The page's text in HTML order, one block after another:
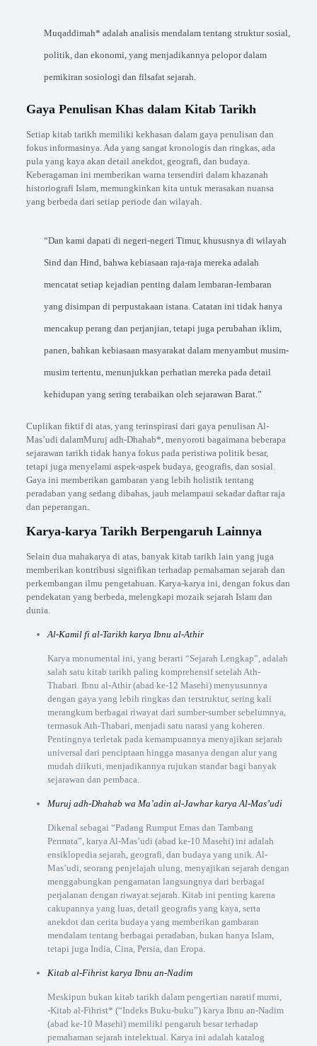
Muqaddimah* adalah analisis mendalam tentang struktur sosial,
politik, dan ekonomi, yang menjadikannya pelopor dalam
pemikiran sosiologi dan filsafat sejarah.
Gaya Penulisan Khas dalam Kitab Tarikh
Setiap kitab tarikh memiliki kekhasan dalam gaya penulisan dan
fokus informasinya. Ada yang sangat kronologis dan ringkas, ada
pula yang kaya akan detail anekdot, geografi, dan budaya.
Keberagaman ini memberikan warna tersendiri dalam khazanah
historiografi Islam, memungkinkan kita untuk merasakan nuansa
yang berbeda dari setiap periode dan wilayah.
“Dan kami dapati di negeri-negeri Timur, khususnya di wilayah
Sind dan Hind, bahwa kebiasaan raja-raja mereka adalah
mencatat setiap kejadian penting dalam lembaran-lembaran
yang disimpan di perpustakaan istana. Catatan ini tidak hanya
mencakup perang dan perjanjian, tetapi juga perubahan iklim,
panen, bahkan kebiasaan masyarakat dalam menyambut musim-
musim tertentu, menunjukkan perhatian mereka pada detail
kehidupan yang sering terabaikan oleh sejarawan Barat.”
Cuplikan fiktif di atas, yang terinspirasi dari gaya penulisan Al-
Mas’udi dalamMuruj adh-Dhahab*, menyoroti bagaimana beberapa
sejarawan tarikh tidak hanya fokus pada peristiwa politik besar,
tetapi juga menyelami aspek-aspek budaya, geografis, dan sosial.
Gaya ini memberikan gambaran yang lebih holistik tentang
peradaban yang sedang dibahas, jauh melampaui sekadar daftar raja
dan peperangan.
Karya-karya Tarikh Berpengaruh Lainnya
Selain dua mahakarya di atas, banyak kitab tarikh lain yang juga
memberikan kontribusi signifikan terhadap pemahaman sejarah dan
perkembangan ilmu pengetahuan. Karya-karya ini, dengan fokus dan
pendekatan yang berbeda, melengkapi mozaik sejarah Islam dan
dunia.
Al-Kamil fi al-Tarikh karya Ibnu al-Athir
Karya monumental ini, yang berarti “Sejarah Lengkap”, adalah
salah satu kitab tarikh paling komprehensif setelah Ath-
Thabari. Ibnu al-Athir (abad ke-12 Masehi) menyusunnya
dengan gaya yang lebih ringkas dan terstruktur, sering kali
merangkum berbagai riwayat dari sumber-sumber sebelumnya,
termasuk Ath-Thabari, menjadi satu narasi yang koheren.
Pentingnya terletak pada kemampuannya menyajikan sejarah
universal dari penciptaan hingga masanya dengan alur yang
mudah diikuti, menjadikannya rujukan standar bagi banyak
sejarawan dan pembaca.
Muruj adh-Dhahab wa Ma’adin al-Jawhar karya Al-Mas’udi
Dikenal sebagai “Padang Rumput Emas dan Tambang
Permata”, karya Al-Mas’udi (abad ke-10 Masehi) ini adalah
ensiklopedia sejarah, geografi, dan budaya yang unik. Al-
Mas’udi, seorang penjelajah ulung, menyajikan sejarah dengan
menggabungkan pengamatan langsungnya dari berbagai
perjalanan dengan riwayat sejarah. Kitab ini penting karena
cakupannya yang luas, detail geografis yang kaya, serta
anekdot dan cerita budaya yang memberikan gambaran
mendalam tentang berbagai peradaban, bukan hanya Islam,
tetapi juga India, Cina, Persia, dan Eropa.
Kitab al-Fihrist karya Ibnu an-Nadim
Meskipun bukan kitab tarikh dalam pengertian naratif murni,
-Kitab al-Fihrist* (“Indeks Buku-buku”) karya Ibnu an-Nadim
(abad ke-10 Masehi) memiliki pengaruh besar terhadap
pemahaman sejarah intelektual. Karya ini adalah katalog